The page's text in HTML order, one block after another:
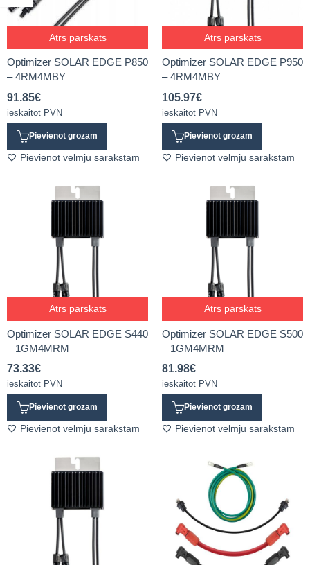
Ātrs pārskats
Optimizer SOLAR EDGE P850
– 4RM4MBY
91.85€
ieskaitot PVN
Pievienot grozam
Pievienot vēlmju sarakstam
Ātrs pārskats
Optimizer SOLAR EDGE P950
– 4RM4MBY
105.97€
ieskaitot PVN
Pievienot grozam
Pievienot vēlmju sarakstam
Ātrs pārskats
Optimizer SOLAR EDGE S440
– 1GM4MRM
73.33€
ieskaitot PVN
Pievienot grozam
Pievienot vēlmju sarakstam
Ātrs pārskats
Optimizer SOLAR EDGE S500
– 1GM4MRM
81.98€
ieskaitot PVN
Pievienot grozam
Pievienot vēlmju sarakstam